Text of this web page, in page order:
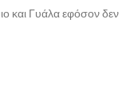
και Γυάλα εφόσον δεν